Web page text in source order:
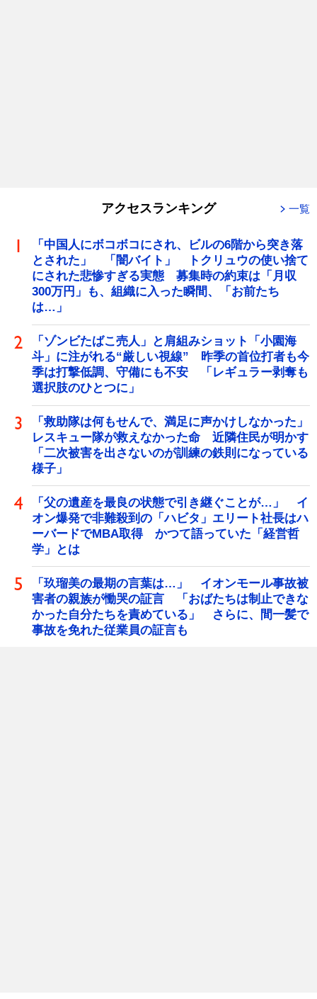
アクセスランキング 一覧
「中国人にボコボコにされ、ビルの6階から突き落
とされた」 「闇バイト」 トクリュウの使い捨て
にされた悲惨すぎる実態 募集時の約束は「月収
300万円」も、組織に入った瞬間、「お前たち
は…」
「ゾンビたばこ売人」と肩組みショット「小園海
斗」に注がれる“厳しい視線” 昨季の首位打者も今
季は打撃低調、守備にも不安 「レギュラー剥奪も
選択肢のひとつに」
「救助隊は何もせんで、満足に声かけしなかった」
レスキュー隊が救えなかった命 近隣住民が明かす
「二次被害を出さないのが訓練の鉄則になっている
様子」
「父の遺産を最良の状態で引き継ぐことが…」 イ
オン爆発で非難殺到の「ハビタ」エリート社長はハ
ーバードでMBA取得 かつて語っていた「経営哲
学」とは
「玖瑠美の最期の言葉は…」 イオンモール事故被
害者の親族が慟哭の証言 「おばたちは制止できな
かった自分たちを責めている」 さらに、間一髪で
事故を免れた従業員の証言も